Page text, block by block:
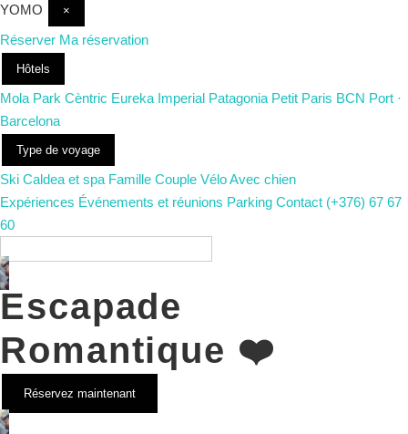
YOMO
×
Réserver Ma réservation
Hôtels
Mola Park Cèntric Eureka Imperial Patagonia Petit Paris BCN Port ·
Barcelona
Type de voyage
Ski Caldea et spa Famille Couple VéloAvec chien
Expériences Événements et réunions Parking Contact (+376) 67 67
60
Escapade
Romantique ❤️
Réservez maintenant